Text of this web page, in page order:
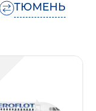
ТЮМЕНЬ